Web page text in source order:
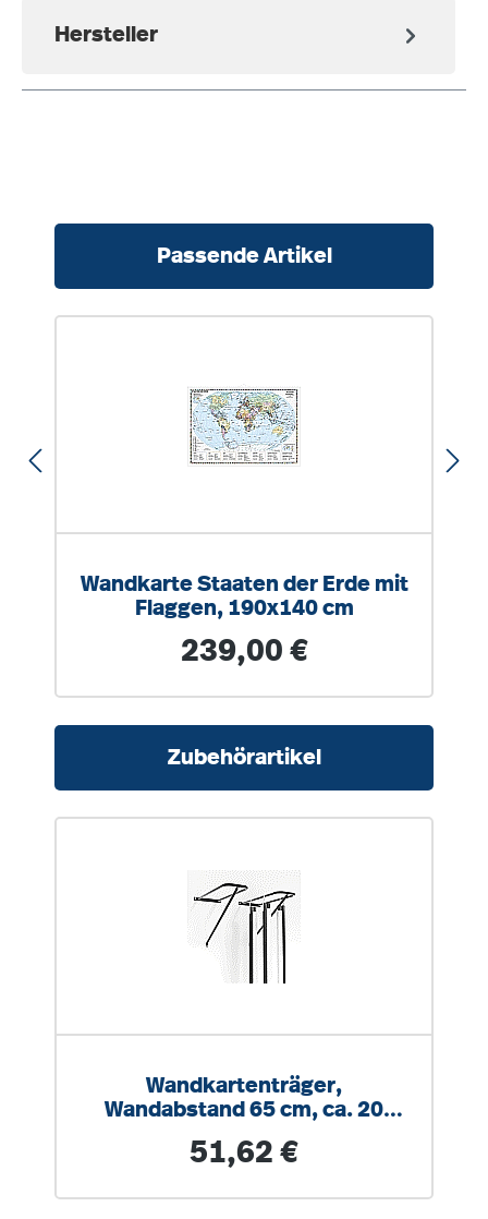
Hersteller
Passende Artikel
Wandkarte Staaten der Erde mit
Flaggen, 190x140 cm
Regulärer Preis:
239,00 €
Zubehörartikel
Wandkartenträger,
Wandabstand 65 cm, ca. 20
Regulärer Preis:
51,62 €